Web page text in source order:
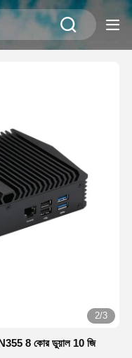
2/3
N355 8 কোর ডুয়াল 10 জি